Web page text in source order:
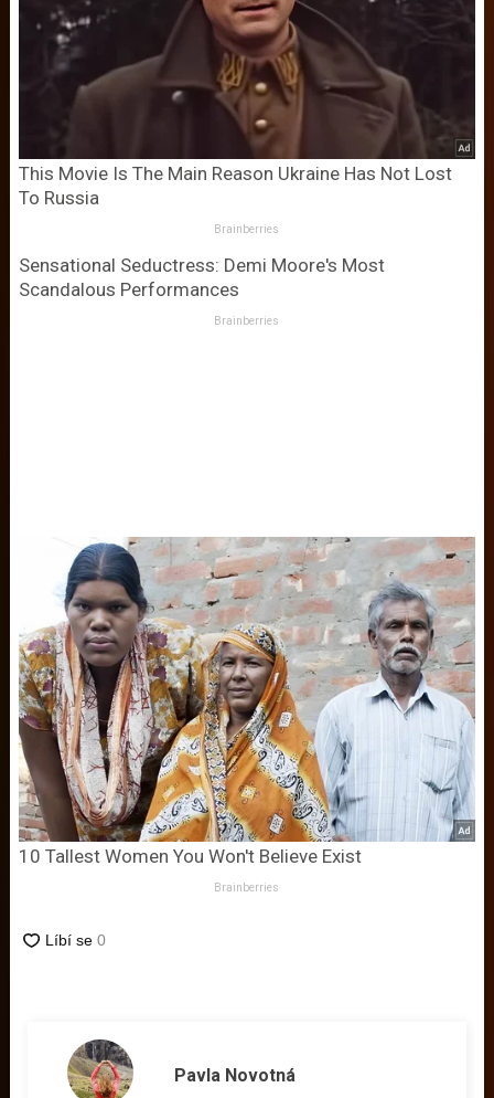
This Movie Is The Main Reason Ukraine Has Not Lost
To Russia
Brainberries
Sensational Seductress: Demi Moore's Most
Scandalous Performances
Brainberries
10 Tallest Women You Won't Believe Exist
Brainberries
Pavla Novotná